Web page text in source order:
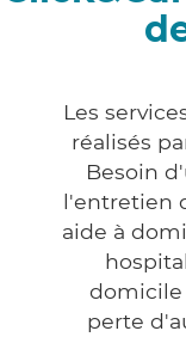
Les
réalisés
Besoin
l'entretien
aide à
domicile
perte